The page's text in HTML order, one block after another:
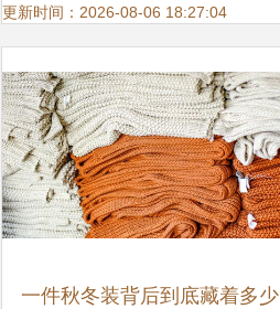
更新时间：2026-08-06 18:27:04
一件秋冬装背后到底藏着多少